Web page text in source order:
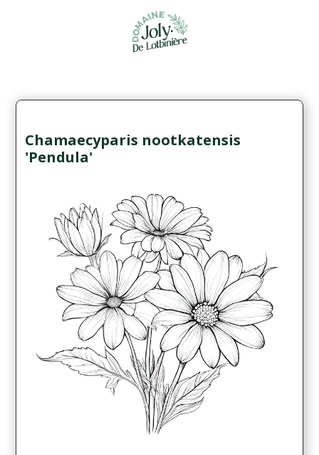
Chamaecyparis nootkatensis
'Pendula'